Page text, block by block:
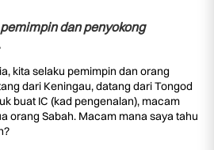
dan penyokong
kita selaku pemimpin dan orang
dari Keningau, datang dari Tongod
buat IC (kad pengenalan), macam
orang Sabah. Macam mana saya tahu